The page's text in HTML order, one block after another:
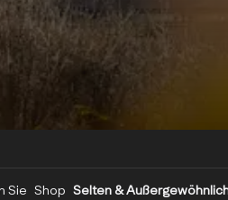
Sie Shop Selten &